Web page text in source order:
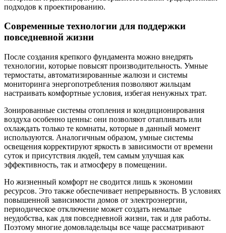
подходов к проектированию.
Современные технологии для поддержки
повседневной жизни
После создания крепкого фундамента можно внедрять
технологии, которые повысят производительность. Умные
термостаты, автоматизированные жалюзи и системы
мониторинга энергопотребления позволяют жильцам
настраивать комфортные условия, избегая ненужных трат.
Зонированные системы отопления и кондиционирования
воздуха особенно ценны: они позволяют отапливать или
охлаждать только те комнаты, которые в данный момент
используются. Аналогичным образом, умные системы
освещения корректируют яркость в зависимости от времени
суток и присутствия людей, тем самым улучшая как
эффективность, так и атмосферу в помещении.
Но жизненный комфорт не сводится лишь к экономии
ресурсов. Это также обеспечивает непрерывность. В условиях
повышенной зависимости домов от электроэнергии,
периодическое отключение может создать немалые
неудобства, как для повседневной жизни, так и для работы.
Поэтому многие домовладельцы все чаще рассматривают